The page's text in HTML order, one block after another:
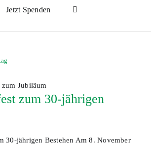
Jetzt Spenden
zum 30-jährigen
30-jährigen Bestehen Am 8. November